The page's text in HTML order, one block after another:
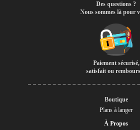
Des questions ?
Nous sommes là pour
Paiement sécurisé,
satisfait ou
Boutique
Plans à langer
À Propos